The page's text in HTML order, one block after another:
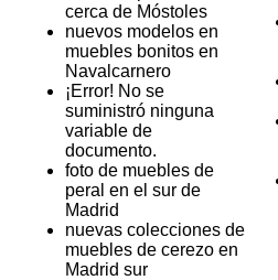
cerca de Móstoles
nuevos modelos en
muebles bonitos en
Navalcarnero
¡Error! No se
suministró ninguna
variable de
documento.
foto de muebles de
peral en el sur de
Madrid
nuevas colecciones de
muebles de cerezo en
Madrid sur